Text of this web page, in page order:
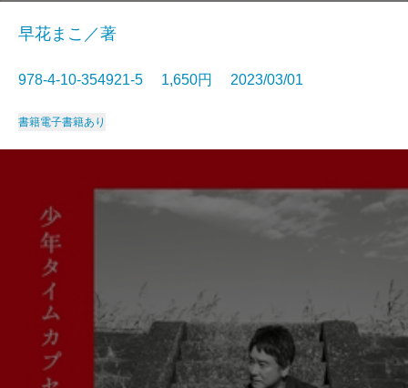
早花まこ／著
978-4-10-354921-5 1,650円 2023/03/01
書籍電子書籍あり